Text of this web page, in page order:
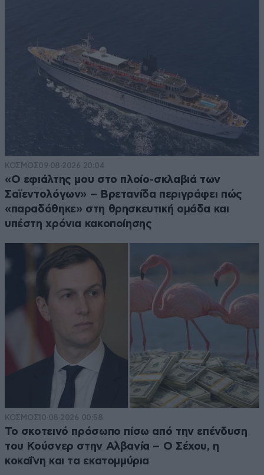
ΚΟΣΜΟΣ09·08·2026 20:04
«Ο εφιάλτης μου στο πλοίο-σκλαβιά των
Σαϊεντολόγων» – Βρετανίδα περιγράφει πώς
«παραδόθηκε» στη θρησκευτική ομάδα και
υπέστη χρόνια κακοποίησης
ΚΟΣΜΟΣ10·08·2026 00:58
Το σκοτεινό πρόσωπο πίσω από την επένδυση
του Κούσνερ στην Αλβανία – Ο Σέχου, η
κοκαΐνη και τα εκατομμύρια